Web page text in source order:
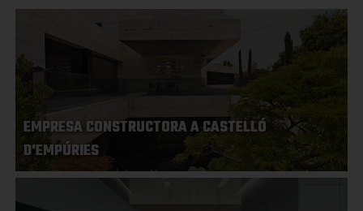
EMPRESA CONSTRUCTORA A CASTELLÓ
D'EMPÚRIES